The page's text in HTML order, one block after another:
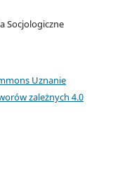
Socjologiczne
Uznanie
zależnych 4.0